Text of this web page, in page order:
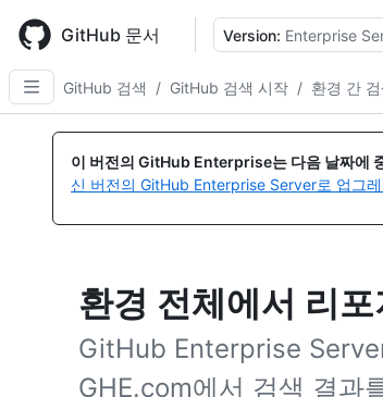
main
content
GitHub 문서 Version: Enterprise
GitHub 검색
/ GitHub 검색 시작 / 환경 간 검
이 버전의 GitHub Enterprise는 다음 날짜에
신 버전의 GitHub Enterprise Server로 업그레
환경 전체에서 리
GitHub Enterprise
GHE.com에서 검색 결과